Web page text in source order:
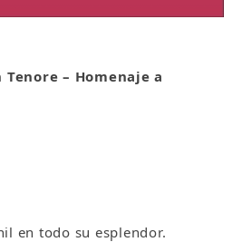
– Homenaje a
en todo su esplendor.